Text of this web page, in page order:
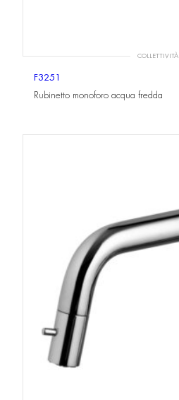
COLLETTIVITÀ
F3251
Rubinetto monoforo acqua fredda